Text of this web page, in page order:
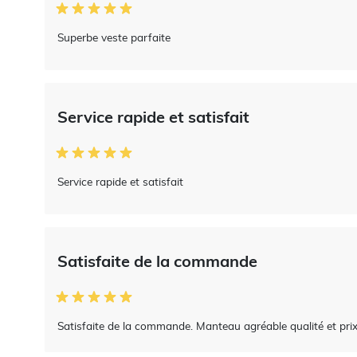
Superbe veste parfaite
Service rapide et satisfait
Service rapide et satisfait
Satisfaite de la commande
Satisfaite de la commande. Manteau agréable qualité et